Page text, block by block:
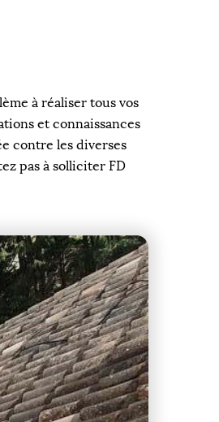
à réaliser tous vos
et connaissances
contre les diverses
pas à solliciter FD